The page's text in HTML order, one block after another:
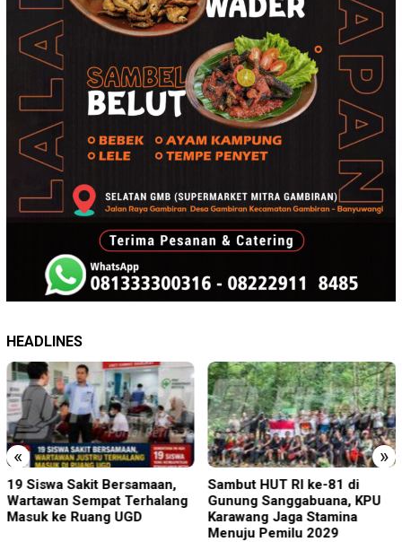
HEADLINES
« »
19 Siswa Sakit Bersamaan,
Wartawan Sempat Terhalang
Masuk ke Ruang UGD
Sambut HUT RI ke-81 di
Gunung Sanggabuana, KPU
Karawang Jaga Stamina
Menuju Pemilu 2029